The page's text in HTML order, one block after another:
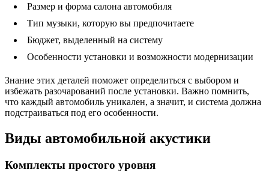
Размер и форма салона автомобиля
Тип музыки, которую вы предпочитаете
Бюджет, выделенный на систему
Особенности установки и возможности модернизации
Знание этих деталей поможет определиться с выбором и
избежать разочарований после установки. Важно помнить,
что каждый автомобиль уникален, а значит, и система должна
подстраиваться под его особенности.
Виды автомобильной акустики
Комплекты простого уровня